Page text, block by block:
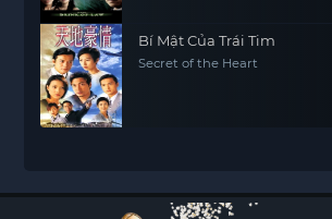
Bí Mật Của Trái Tim
Secret of the Heart